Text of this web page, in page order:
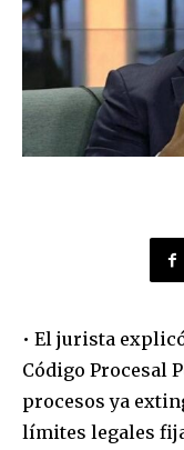
• El jurista
Código Procesal
procesos ya
límites legales